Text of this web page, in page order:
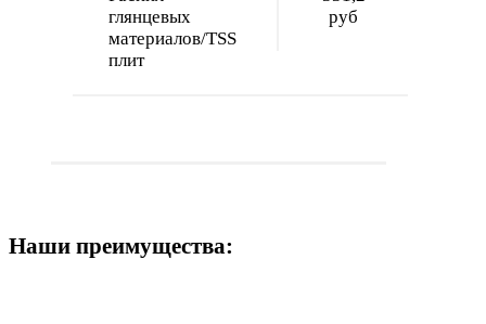
глянцевых
материалов/TSS
плит
руб
Наши преимущества: